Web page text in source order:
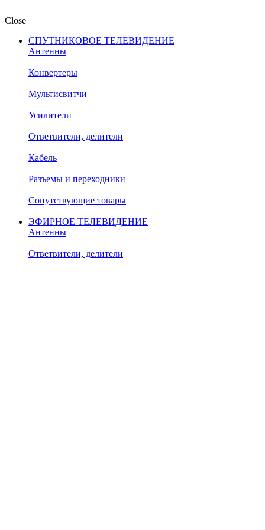
Close
СПУТНИКОВОЕ ТЕЛЕВИДЕНИЕ
Антенны
Конвертеры
Мультисвитчи
Усилители
Ответвители, делители
Кабель
Разъемы и переходники
Сопутствующие товары
ЭФИРНОЕ ТЕЛЕВИДЕНИЕ
Антенны
Ответвители, делители